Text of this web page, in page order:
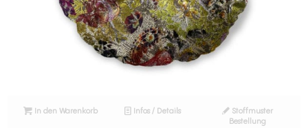
In den Warenkorb Infos / Details
Stoffmuster
Bestellung